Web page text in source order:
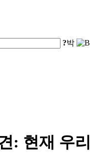
?박
: 현재 우